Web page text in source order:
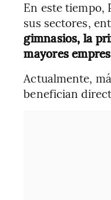
En este tiempo,
sus sectores,
gimnasios, la
mayores
Actualmente,
benefician